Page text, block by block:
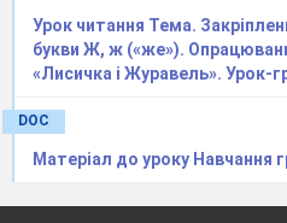
Урок читання Тема.
букви Ж, ж («же»).
«Лисичка і Журавель». Урок-
DOC
Матеріал до уроку Навчання